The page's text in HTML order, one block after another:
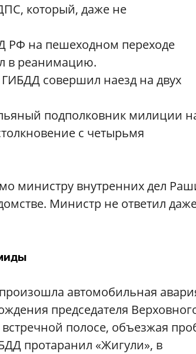
который, даже не
РФ на пешеходном переходе
в реанимацию.
совершил наезд на двух
подполковник милиции
с четырьмя
министру внутренних дел
Министр не ответил
автомобильная
председателя
полосе, объезжая
протаранил «Жигули», в